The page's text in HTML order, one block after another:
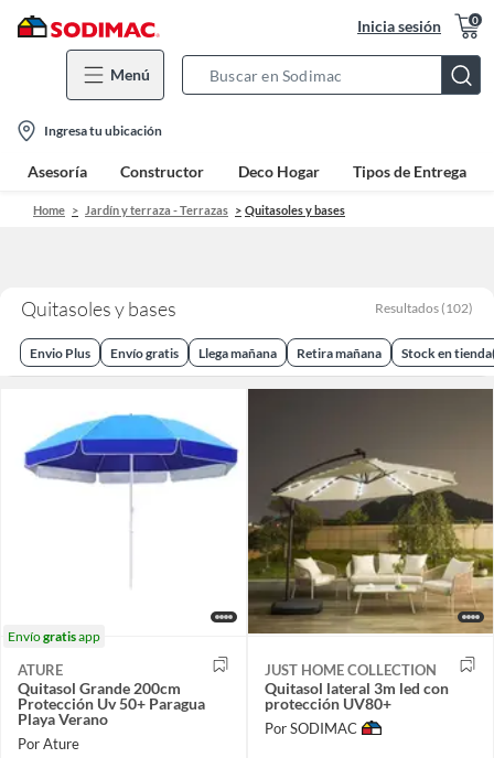
Inicia sesión 0
Menú
Bar
location-
icon
Ingresa tu ubicación
Asesoría Constructor Deco Hogar Tipos de Entrega
Home Jardín y terraza - Terrazas Quitasoles y bases
Quitasoles y bases Resultados (102)
Envio Plus Envío gratis Llega mañana Retira mañana Stock en tienda
Envíogratisapp
ATURE
Quitasol Grande 200cm
Protección Uv 50+ Paragua
Playa Verano
Por Ature
JUST HOME COLLECTION
Quitasol lateral 3m led con
protección UV80+
Por SODIMAC